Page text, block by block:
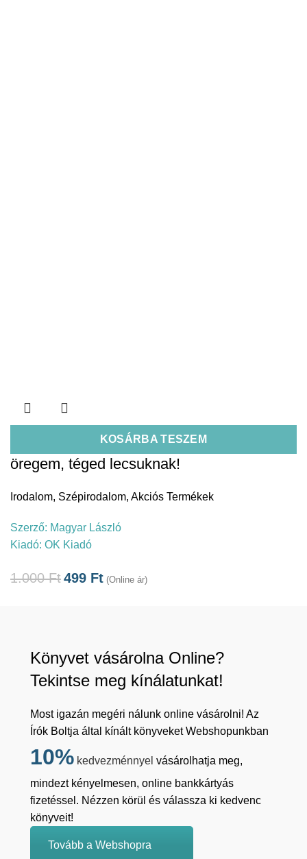
KOSÁRBA TESZEM
öregem, téged lecsuknak!
Irodalom, Szépirodalom, Akciós Termékek
Szerző: Magyar László
Kiadó: OK Kiadó
1.000Ft499 Ft (Online ár)
Könyvet vásárolna Online?
Tekintse meg kínálatunkat!
Most igazán megéri nálunk online vásárolni! Az
Írók Boltja által kínált könyveket Webshopunkban
10% kedvezménnyel vásárolhatja meg,
mindezt kényelmesen, online bankkártyás
fizetéssel. Nézzen körül és válassza ki kedvenc
könyveit!
Tovább a Webshopra